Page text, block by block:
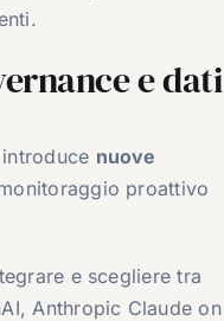
e dati
nuove
proattivo
e scegliere tra
Anthropic Claude on